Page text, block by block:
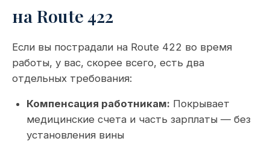
на Route 422
Если вы пострадали на Route 422 во время
работы, у вас, скорее всего, есть два
отдельных требования:
Компенсация работникам: Покрывает
медицинские счета и часть зарплаты — без
установления вины